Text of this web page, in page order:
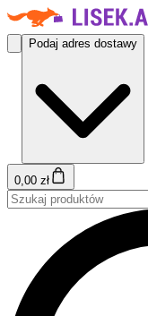
Podaj adres dostawy
0,00 zł